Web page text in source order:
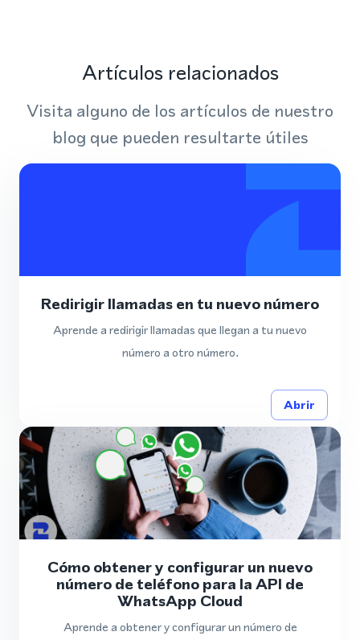
Artículos relacionados
Visita alguno de los artículos de nuestro
blog que pueden resultarte útiles
Redirigir llamadas en tu nuevo número
Aprende a redirigir llamadas que llegan a tu nuevo
número a otro número.
Abrir
Cómo obtener y configurar un nuevo
número de teléfono para la API de
WhatsApp Cloud
Aprende a obtener y configurar un número de